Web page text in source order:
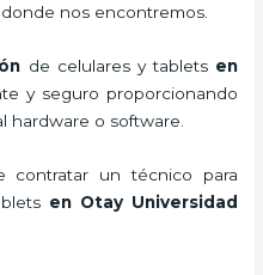
nos encontremos.
de celulares y tabletsen
y seguro proporcionando
hardware o software.
contratar un técnico para
en Otay Universidad